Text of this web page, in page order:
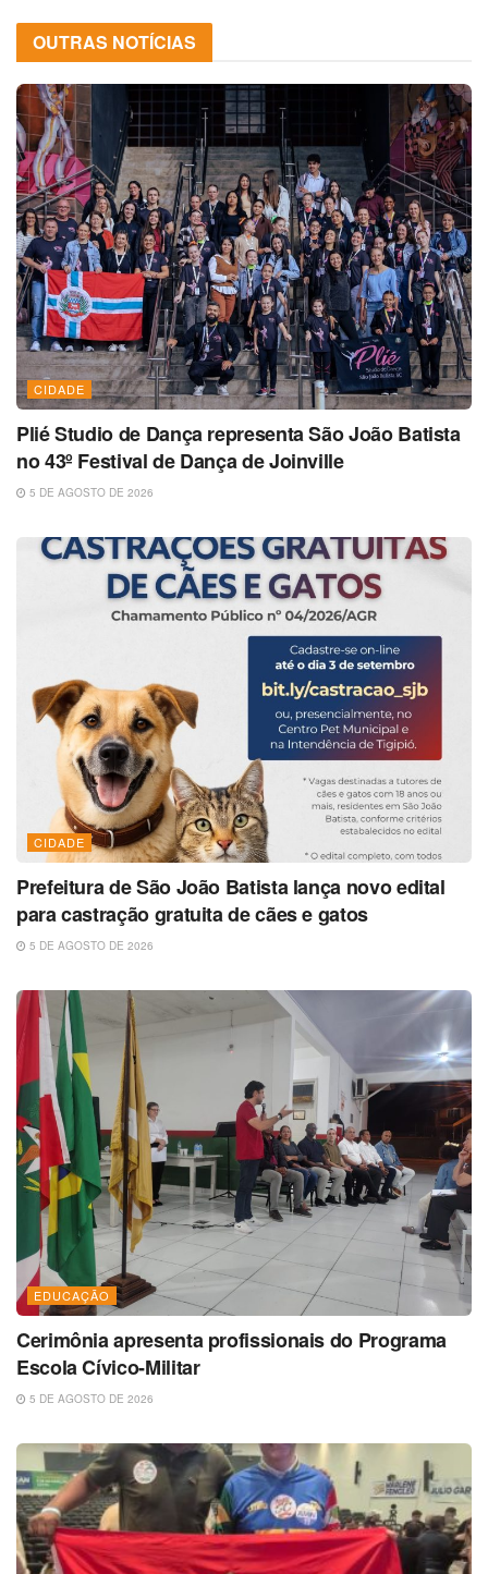
OUTRAS NOTÍCIAS
CIDADE
Plié Studio de Dança representa São João Batista
no 43º Festival de Dança de Joinville
5 DE AGOSTO DE 2026
CIDADE
Prefeitura de São João Batista lança novo edital
para castração gratuita de cães e gatos
5 DE AGOSTO DE 2026
EDUCAÇÃO
Cerimônia apresenta profissionais do Programa
Escola Cívico-Militar
5 DE AGOSTO DE 2026